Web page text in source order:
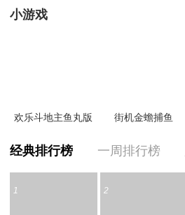
小游戏
欢乐斗地主鱼丸版 街机金蟾捕鱼
经典排行榜 一周排行榜
1 2